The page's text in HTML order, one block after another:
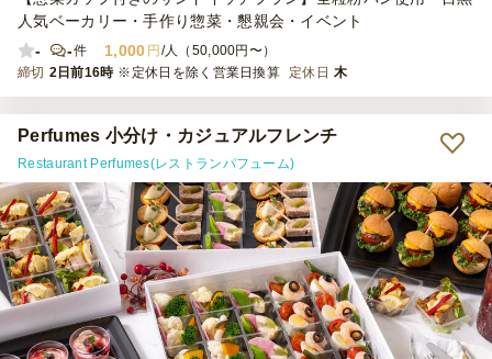
人気ベーカリー・手作り惣菜・懇親会・イベント
-
-件 1,000 円 /人（50,000円〜）
締切 2日前16時 ※定休日を除く営業日換算 定休日 木
Perfumes 小分け・カジュアルフレンチ
Restaurant Perfumes(レストランパフューム)